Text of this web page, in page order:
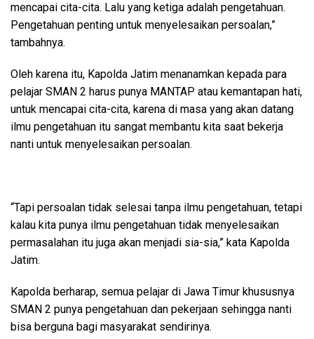
mencapai cita-cita. Lalu yang ketiga adalah pengetahuan.
Pengetahuan penting untuk menyelesaikan persoalan,”
tambahnya.
Oleh karena itu, Kapolda Jatim menanamkan kepada para
pelajar SMAN 2 harus punya MANTAP atau kemantapan hati,
untuk mencapai cita-cita, karena di masa yang akan datang
ilmu pengetahuan itu sangat membantu kita saat bekerja
nanti untuk menyelesaikan persoalan.
“Tapi persoalan tidak selesai tanpa ilmu pengetahuan, tetapi
kalau kita punya ilmu pengetahuan tidak menyelesaikan
permasalahan itu juga akan menjadi sia-sia,” kata Kapolda
Jatim.
Kapolda berharap, semua pelajar di Jawa Timur khususnya
SMAN 2 punya pengetahuan dan pekerjaan sehingga nanti
bisa berguna bagi masyarakat sendirinya.